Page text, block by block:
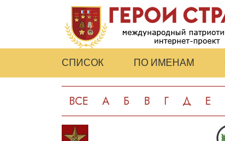
СПИСОК ПО ИМЕНАМ
ВСЕ А Б В Г Д Е